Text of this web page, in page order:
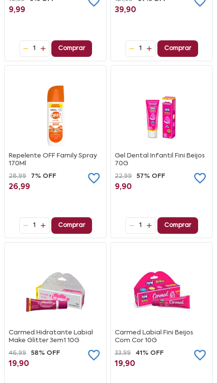
9,99
1 Comprar
39,90
1 Comprar
Repelente OFF Family Spray
170Ml
28,99
7% OFF
26,99
1 Comprar
Gel Dental Infantil Fini Beijos
70G
22,99
57% OFF
9,90
1 Comprar
Carmed Hidratante Labial
Make Glitter 3em1 10G
46,99
58% OFF
19,90
Carmed Labial Fini Beijos
Com Cor 10G
33,99
41% OFF
19,90